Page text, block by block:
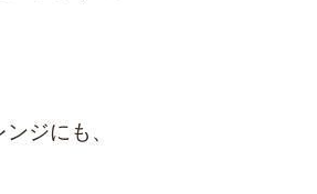
ジにも、